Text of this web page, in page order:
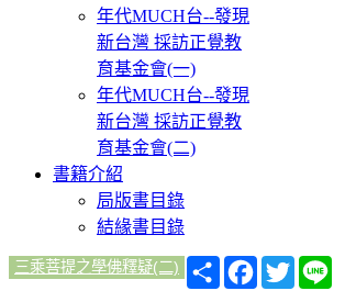
年代MUCH台--發現
新台灣 採訪正覺教
育基金會(一)
年代MUCH台--發現
新台灣 採訪正覺教
育基金會(二)
書籍介紹
局版書目錄
結緣書目錄
三乘菩提之學佛釋疑(二)
分
享
Facebook
Twitter